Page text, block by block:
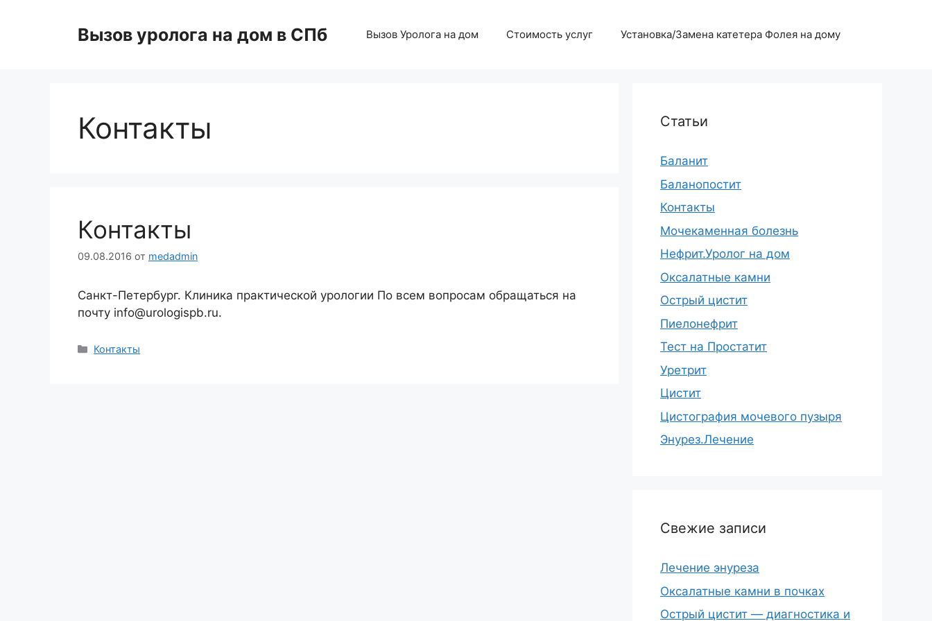
содержимомуВызов уролога на дом в СПб Вызов Уролога на дом Стоимость услуг Установка/Замена катетера Фолея на дому
Контакты
Контакты
09.08.2016 от medadmin
Санкт-Петербург. Клиника практической урологии По всем вопросам обращаться на
почту info@urologispb.ru.
Рубрики
Контакты
Статьи
Баланит
Баланопостит
Контакты
Мочекаменная болезнь
Нефрит.Уролог на дом
Оксалатные камни
Острый цистит
Пиелонефрит
Тест на Простатит
Уретрит
Цистит
Цистография мочевого пузыря
Энурез.Лечение
Свежие записи
Лечение энуреза
Оксалатные камни в почках
Острый цистит — диагностика и